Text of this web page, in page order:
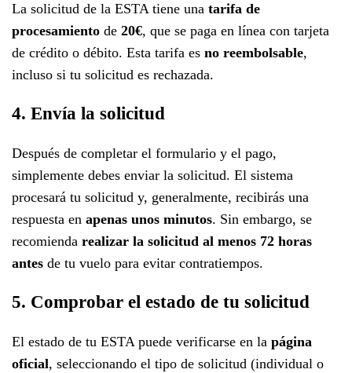
La solicitud de la ESTA tiene una tarifa de
procesamiento de 20€, que se paga en línea con tarjeta
de crédito o débito. Esta tarifa es no reembolsable,
incluso si tu solicitud es rechazada.
4. Envía la solicitud
Después de completar el formulario y el pago,
simplemente debes enviar la solicitud. El sistema
procesará tu solicitud y, generalmente, recibirás una
respuesta en apenas unos minutos. Sin embargo, se
recomienda realizar la solicitud al menos 72 horas
antes de tu vuelo para evitar contratiempos.
5. Comprobar el estado de tu solicitud
El estado de tu ESTA puede verificarse en la página
oficial, seleccionando el tipo de solicitud (individual o